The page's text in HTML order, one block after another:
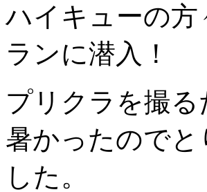
ハイキューの
ランに潜入！
プリクラを撮
暑かったので
した。